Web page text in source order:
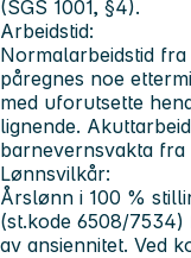
(SGS 1001, §4).
Arbeidstid:
Normalarbeidstid
påregnes noe
med uforutsette
lignende.
barnevernsvakta fra
Lønnsvilkår:
Årslønn i 100 %
(st.kode 6508/
av ansiennitet. Ved